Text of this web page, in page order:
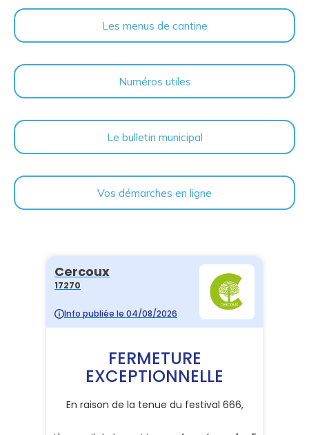
Les menus de cantine
Numéros utiles
Le bulletin municipal
Vos démarches en ligne